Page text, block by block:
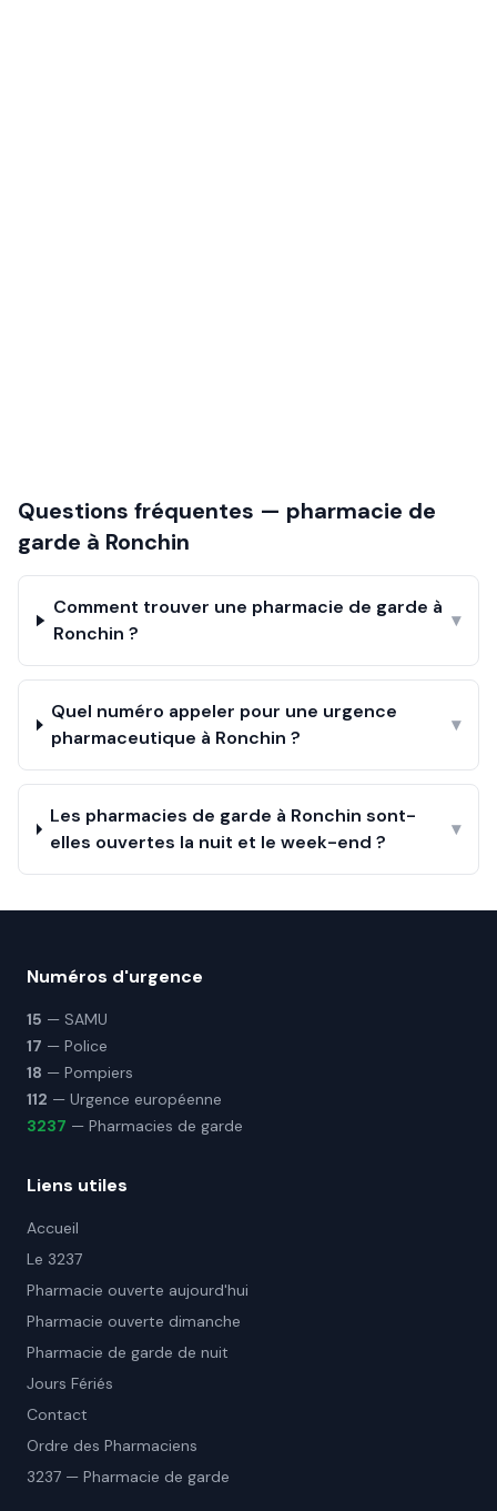
Questions fréquentes — pharmacie de
garde à Ronchin
Comment trouver une pharmacie de garde à
Ronchin ?
▾
Quel numéro appeler pour une urgence
pharmaceutique à Ronchin ?
▾
Les pharmacies de garde à Ronchin sont-
elles ouvertes la nuit et le week-end ?
▾
Numéros d'urgence
15 — SAMU
17 — Police
18 — Pompiers
112 — Urgence européenne
3237 — Pharmacies de garde
Liens utiles
Accueil
Le 3237
Pharmacie ouverte aujourd'hui
Pharmacie ouverte dimanche
Pharmacie de garde de nuit
Jours Fériés
Contact
Ordre des Pharmaciens
3237 — Pharmacie de garde